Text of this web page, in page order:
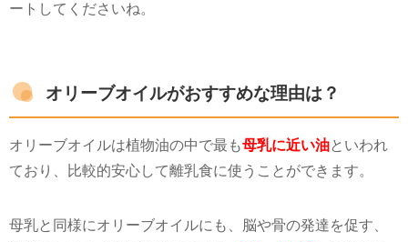
ートしてくださいね。
オリーブオイルがおすすめな理由は？
オリーブオイルは植物油の中で最も母乳に近い油といわれ
ており、比較的安心して離乳食に使うことができます。
母乳と同様にオリーブオイルにも、脳や骨の発達を促す、